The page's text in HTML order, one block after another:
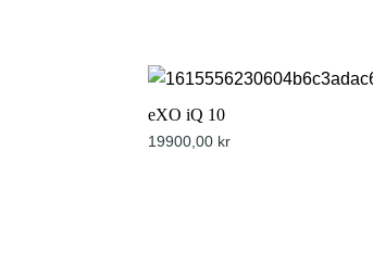
eXO iQ 10
19900,00 kr